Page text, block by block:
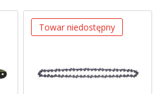
Towar niedostępny